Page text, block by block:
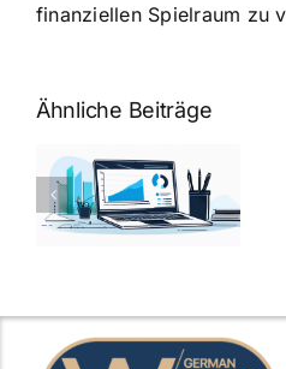
finanziellen Spielraum zu
Ähnliche Beiträge
Fragen zum
Geschicktes
Ansprechen
der